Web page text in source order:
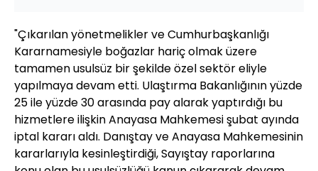
"Çıkarılan yönetmelikler ve Cumhurbaşkanlığı
Kararnamesiyle boğazlar hariç olmak üzere
tamamen usulsüz bir şekilde özel sektör eliyle
yapılmaya devam etti. Ulaştırma Bakanlığının yüzde
25 ile yüzde 30 arasında pay alarak yaptırdığı bu
hizmetlere ilişkin Anayasa Mahkemesi şubat ayında
iptal kararı aldı. Danıştay ve Anayasa Mahkemesinin
kararlarıyla kesinleştirdiği, Sayıştay raporlarına